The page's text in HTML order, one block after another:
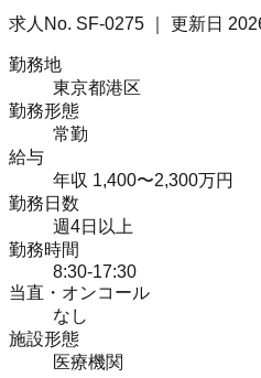
求人No. SF-0275 ｜ 更新日
勤務地
東京都港区
勤務形態
常勤
給与
年収 1,400〜2,300万円
勤務日数
週4日以上
勤務時間
8:30-17:30
当直・オンコール
なし
施設形態
医療機関